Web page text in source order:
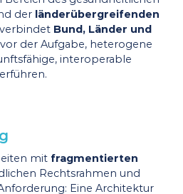
der länderübergreifenden
verbindet Bund, Länder und
der Aufgabe, heterogene
interoperable
mit fragmentierten
Rechtsrahmen und
Eine Architektur